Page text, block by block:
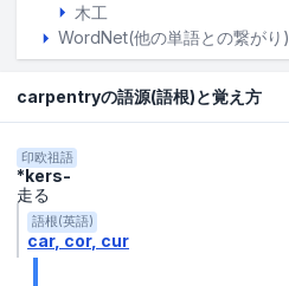
木工
WordNet(他の単語との繋がり)
carpentryの語源(語根)と覚え方
印欧祖語
*kers-
走る
語根(英語)
car cor cur